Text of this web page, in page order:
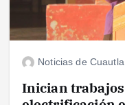
Noticias de Cuautla
Inician